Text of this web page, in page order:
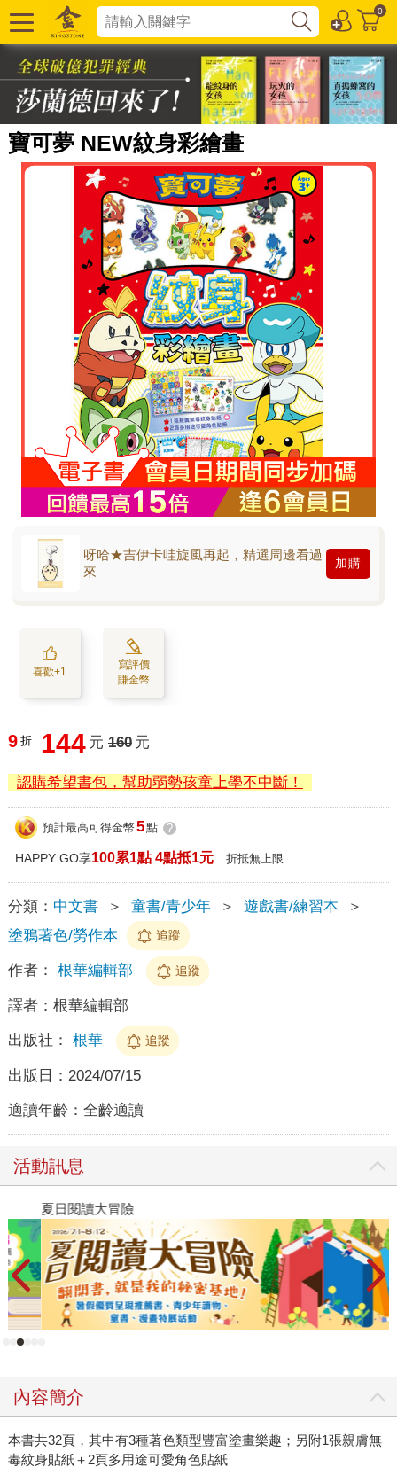
0
寶可夢 NEW紋身彩繪畫
呀哈★吉伊卡哇旋風再起，精選周邊看過
來
加購
喜歡+1
寫評價
賺金幣
9 折 144 元 160 元
認購希望書包，幫助弱勢孩童上學不中斷！
預計最高可得金幣 5點 ?
HAPPY GO享100累1點 4點抵1元 折抵無上限
分類： 中文書 ＞ 童書/青少年 ＞ 遊戲書/練習本
＞
塗鴉著色/勞作本
追蹤
作者： 根華編輯部 追蹤
譯者： 根華編輯部
出版社： 根華 追蹤
出版日： 2024/07/15
適讀年齡： 全齡適讀
活動訊息
夏日閱讀大冒險
內容簡介
本書共32頁，其中有3種著色類型豐富塗畫樂趣；另附1張親膚無
毒紋身貼紙＋2頁多用途可愛角色貼紙